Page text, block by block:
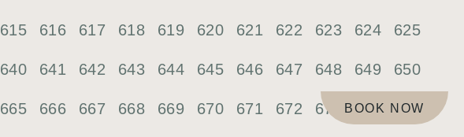
BOOK NOW
615 616 617 618 619 620 621 622 623 624 625
640 641 642 643 644 645 646 647 648 649 650
665 666 667 668 669 670 671 672 673 674 675